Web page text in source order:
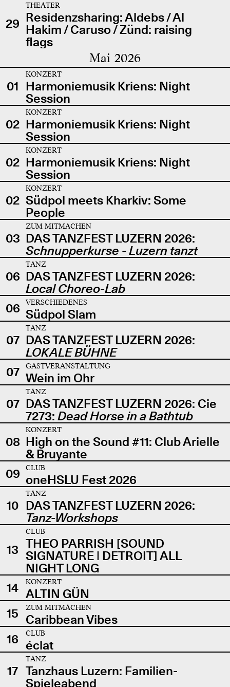
29
THEATER
Residenzsharing: Aldebs / Al
Hakim / Caruso / Zünd: raising
flags
Mai 2026
01
KONZERT
Harmoniemusik Kriens: Night
Session
02
KONZERT
Harmoniemusik Kriens: Night
Session
02
KONZERT
Harmoniemusik Kriens: Night
Session
02
KONZERT
Südpol meets Kharkiv: Some
People
03
ZUM MITMACHEN
DAS TANZFEST LUZERN 2026:
Schnupperkurse - Luzern tanzt
06
TANZ
DAS TANZFEST LUZERN 2026:
Local Choreo-Lab
06
VERSCHIEDENES
Südpol Slam
07
TANZ
DAS TANZFEST LUZERN 2026:
LOKALE BÜHNE
07
GASTVERANSTALTUNG
Wein im Ohr
07
TANZ
DAS TANZFEST LUZERN 2026: Cie
7273: Dead Horse in a Bathtub
08
KONZERT
High on the Sound #11: Club Arielle
& Bruyante
09
CLUB
oneHSLU Fest 2026
10
TANZ
DAS TANZFEST LUZERN 2026:
Tanz-Workshops
13
CLUB
THEO PARRISH [SOUND
SIGNATURE | DETROIT] ALL
NIGHT LONG
14
KONZERT
ALTIN GÜN
15
ZUM MITMACHEN
Caribbean Vibes
16
CLUB
éclat
17
TANZ
Tanzhaus Luzern: Familien-
Spieleabend